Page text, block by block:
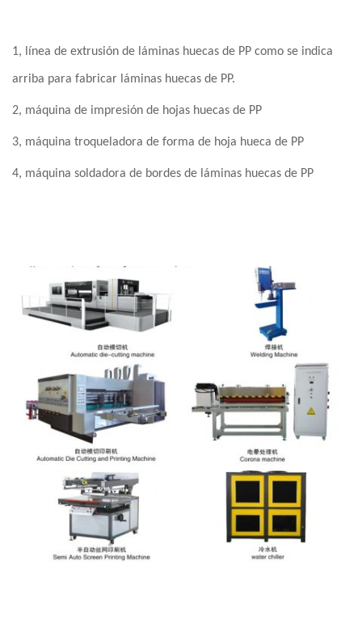
1, línea de extrusión de láminas huecas de PP como se indica
arriba para fabricar láminas huecas de PP.
2, máquina de impresión de hojas huecas de PP
3, máquina troqueladora de forma de hoja hueca de PP
4, máquina soldadora de bordes de láminas huecas de PP